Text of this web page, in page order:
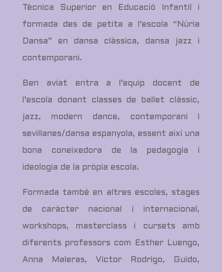
Tècnica Superior en Educació Infantil i
formada des de petita a l’escola “Núria
Dansa” en dansa clàssica, dansa jazz i
contemporani.
Ben aviat entra a l’equip docent de
l’escola donant classes de ballet clàssic,
jazz, modern dance, contemporani i
sevillanes/dansa espanyola, essent així una
bona coneixedora de la pedagogia i
ideologia de la pròpia escola.
Formada també en altres escoles, stages
de caràcter nacional i internacional,
workshops, masterclass i cursets amb
diferents professors com Esther Luengo,
Anna Maleras, Víctor Rodrigo, Guido,